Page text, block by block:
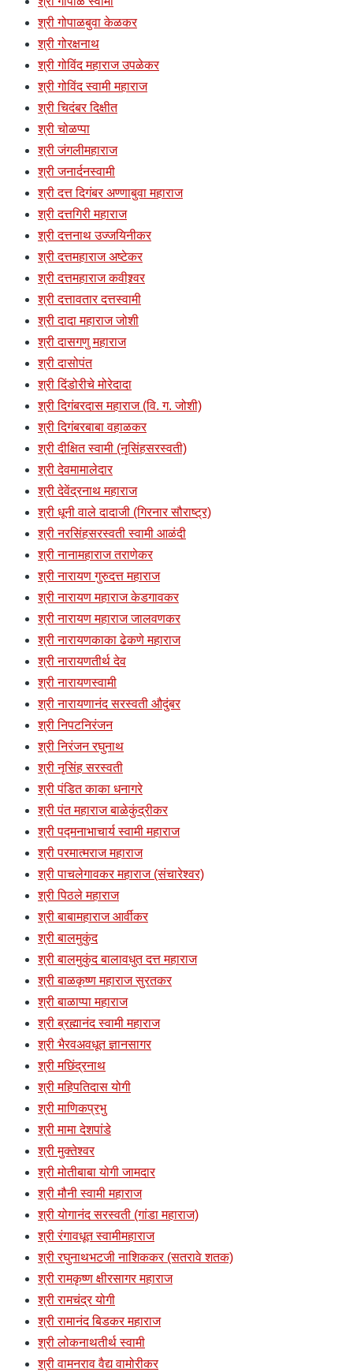
श्री गोपाळबुवा केळकर
श्री गोरक्षनाथ
श्री गोविंद महाराज उपळेकर
श्री गोविंद स्वामी महाराज
श्री चिदंबर दिक्षीत
श्री चोळप्पा
श्री जंगलीमहाराज
श्री जनार्दनस्वामी
श्री दत्त दिगंबर अण्णाबुवा महाराज
श्री दत्तगिरी महाराज
श्री दत्तनाथ उज्जयिनीकर
श्री दत्तमहाराज अष्टेकर
श्री दत्तमहाराज कवीश्र्वर
श्री दत्तावतार दत्तस्वामी
श्री दादा महाराज जोशी
श्री दासगणु महाराज
श्री दासोपंत
श्री दिंडोरीचे मोरेदादा
श्री दिगंबरदास महाराज (वि. ग. जोशी)
श्री दिगंबरबाबा वहाळकर
श्री दीक्षित स्वामी (नृसिंहसरस्वती)
श्री देवमामालेदार
श्री देवेंद्रनाथ महाराज
श्री धूनी वाले दादाजी (गिरनार सौराष्ट्र)
श्री नरसिंहसरस्वती स्वामी आळंदी
श्री नानामहाराज तराणेकर
श्री नारायण गुरुदत्त महाराज
श्री नारायण महाराज केडगावकर
श्री नारायण महाराज जालवणकर
श्री नारायणकाका ढेकणे महाराज
श्री नारायणतीर्थ देव
श्री नारायणस्वामी
श्री नारायणानंद सरस्वती औदुंबर
श्री निपटनिरंजन
श्री निरंजन रघुनाथ
श्री नृसिंह सरस्वती
श्री पंडित काका धनागरे
श्री पंत महाराज बाळेकुंद्रीकर
श्री पद्मनाभाचार्य स्वामी महाराज
श्री परमात्मराज महाराज
श्री पाचलेगावकर महाराज (संचारेश्वर)
श्री पिठले महाराज
श्री बाबामहाराज आर्वीकर
श्री बालमुकुंद
श्री बालमुकुंद बालावधुत दत्त महाराज
श्री बाळकृष्ण महाराज सुरतकर
श्री बाळाप्पा महाराज
श्री ब्रह्मानंद स्वामी महाराज
श्री भैरवअवधूत ज्ञानसागर
श्री मछिंद्रनाथ
श्री महिपतिदास योगी
श्री माणिकप्रभु
श्री मामा देशपांडे
श्री मुक्तेश्वर
श्री मोतीबाबा योगी जामदार
श्री मौनी स्वामी महाराज
श्री योगानंद सरस्वती (गांडा महाराज)
श्री रंगावधूत स्वामीमहाराज
श्री रघुनाथभटजी नाशिककर (सतरावे शतक)
श्री रामकृष्ण क्षीरसागर महाराज
श्री रामचंद्र योगी
श्री रामानंद बिडकर महाराज
श्री लोकनाथतीर्थ स्वामी
श्री वामनराव वैद्य वामोरीकर